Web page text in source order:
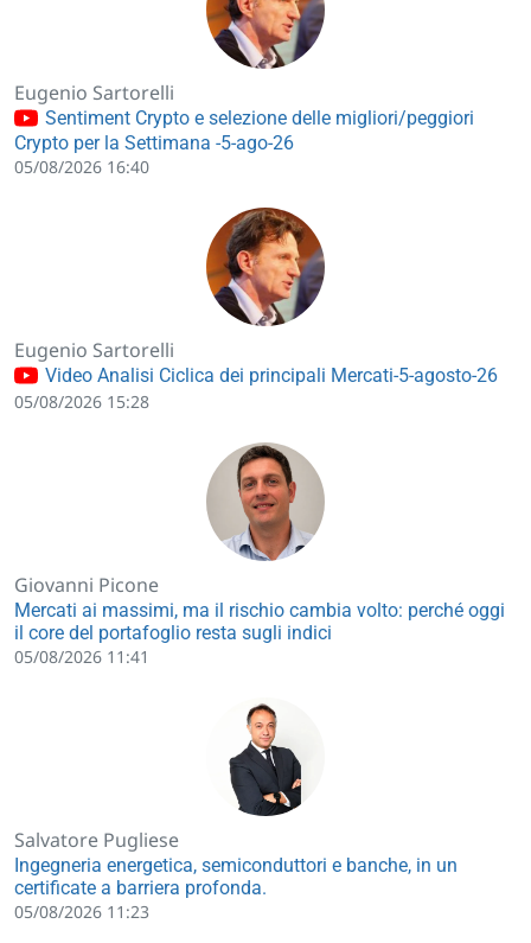
Eugenio Sartorelli
Sentiment Crypto e selezione delle migliori/peggiori
Crypto per la Settimana -5-ago-26
05/08/2026 16:40
Eugenio Sartorelli
Video Analisi Ciclica dei principali Mercati-5-agosto-26
05/08/2026 15:28
Giovanni Picone
Mercati ai massimi, ma il rischio cambia volto: perché oggi
il core del portafoglio resta sugli indici
05/08/2026 11:41
Salvatore Pugliese
Ingegneria energetica, semiconduttori e banche, in un
certificate a barriera profonda.
05/08/2026 11:23